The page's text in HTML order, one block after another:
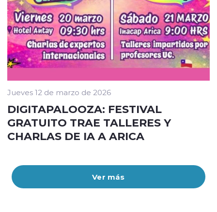
Ver más
Jueves 12 de marzo de 2026
DIGITAPALOOZA: FESTIVAL
GRATUITO TRAE TALLERES Y
CHARLAS DE IA A ARICA